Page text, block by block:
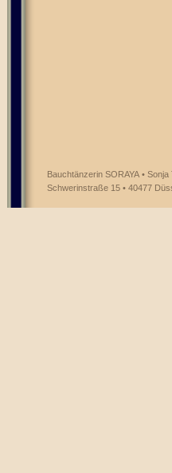
Bauchtänzerin SORAYA • Sonja
Schwerinstraße 15 • 40477